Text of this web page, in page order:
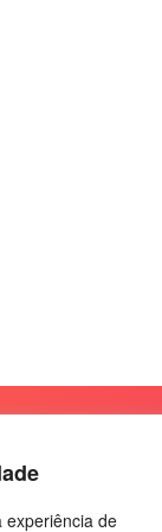
experiência de